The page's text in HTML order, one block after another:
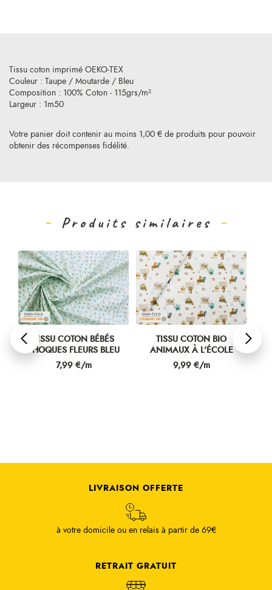
Votre panier doit contenir au moins 1,00 € de produits pour pouvoir
obtenir des récompenses fidélité.
Tissu coton imprimé OEKO-TEX
Couleur : Taupe / Moutarde / Bleu
Composition : 100% Coton - 115grs/m²
Largeur : 1m50
Produits similaires
TISSU COTON BÉBÉS
PHOQUES FLEURS BLEU
Prix
7,99 €/m
TISSU COTON BIO
ANIMAUX À L'ÉCOLE
Prix
9,99 €/m
LIVRAISON OFFERTE
à votre domicile ou en relais à partir de 69€
RETRAIT GRATUIT